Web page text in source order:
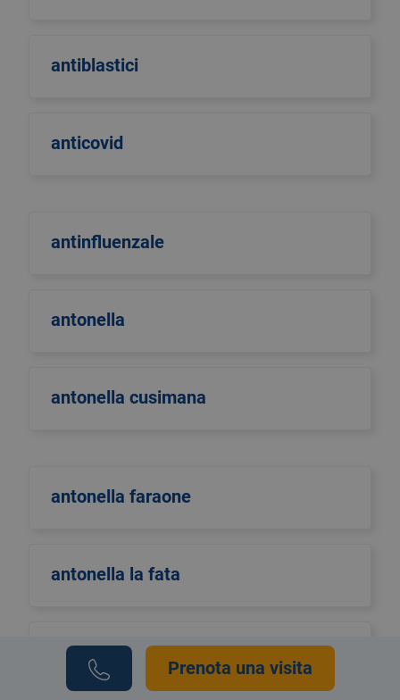
antiblastici
anticovid
antinfluenzale
antonella
antonella cusimana
antonella faraone
antonella la fata
Antonella Pellino
Prenota una visita